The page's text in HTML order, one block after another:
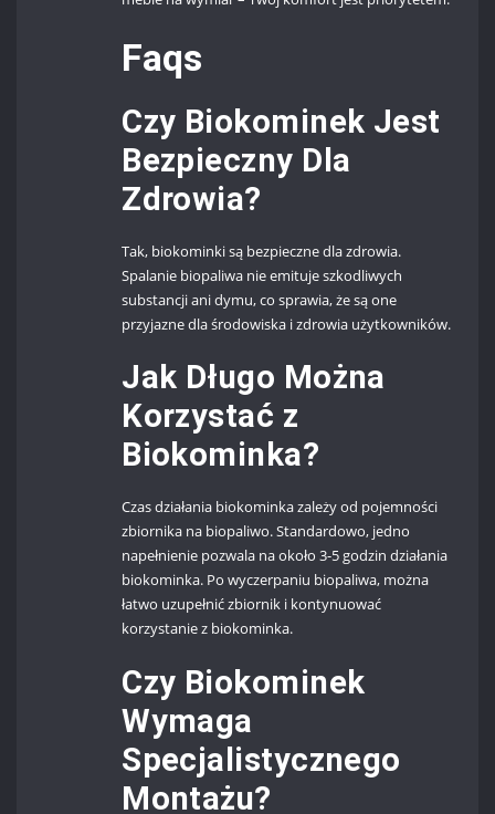
Faqs
Czy Biokominek Jest
Bezpieczny Dla
Zdrowia?
Tak, biokominki są bezpieczne dla zdrowia.
Spalanie biopaliwa nie emituje szkodliwych
substancji ani dymu, co sprawia, że są one
przyjazne dla środowiska i zdrowia użytkowników.
Jak Długo Można
Korzystać z
Biokominka?
Czas działania biokominka zależy od pojemności
zbiornika na biopaliwo. Standardowo, jedno
napełnienie pozwala na około 3-5 godzin działania
biokominka. Po wyczerpaniu biopaliwa, można
łatwo uzupełnić zbiornik i kontynuować
korzystanie z biokominka.
Czy Biokominek
Wymaga
Specjalistycznego
Montażu?